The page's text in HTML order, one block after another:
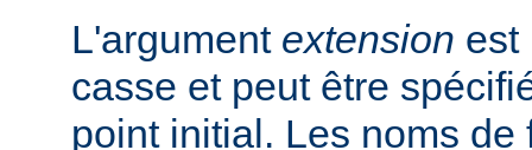
L'argument extension est
casse et peut être
point initial. Les noms de